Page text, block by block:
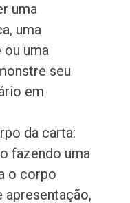
uma
uma
ou uma
seu
em
da carta:
fazendo uma
o corpo
apresentação,